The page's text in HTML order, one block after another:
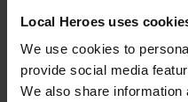
Local Heroes uses
We use cookies to
provide social media
We also share
XS
SZEROKOŚĆ W TALII 31cm
DARMOWA DOSTAWA OD 399
Nazwa produktu:
Kod produktu:
Marka:
Producent:
ZWROTY
Możesz dokonać zwrotu
zamówienia. Więcej informacji
OPINIE